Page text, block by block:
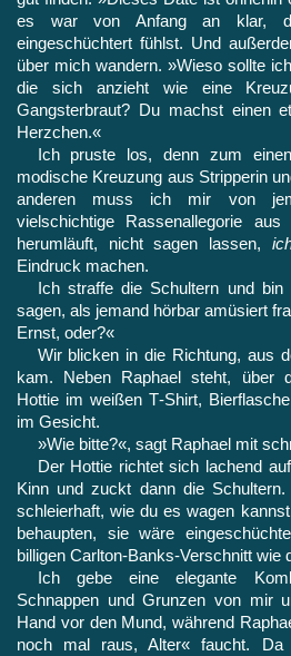
es war von Anfang an klar,
eingeschüchtert fühlst. Und
über mich wandern. »Wieso sollte
die sich anzieht wie eine
Gangsterbraut? Du machst einen
Herzchen.«
Ich pruste los, denn zum
modische Kreuzung aus Stripperin
anderen muss ich mir von
vielschichtige Rassen­allegorie aus
herumläuft, nicht sagen lassen,
Eindruck machen.
Ich straffe die Schultern und
sagen, als jemand hörbar amüsiert
Ernst, oder?«
Wir blicken in die Richtung, aus
kam. Neben Raphael steht, über
Hottie im weißen T‑Shirt,
im Ge­sicht.
»Wie bitte?«, sagt Raphael mit
Der Hottie richtet sich lachend
Kinn und zuckt dann die
schleierhaft, wie du es wagen
behaupten, sie wäre
billigen Carlton-Banks-Verschnitt wie
Ich gebe eine elegante
Schnappen und Grunzen von mir
Hand vor den Mund, während
noch mal raus, Alter« faucht.